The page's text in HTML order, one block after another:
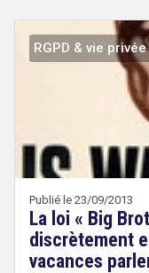
Technologies
RGPD & vie privée
Publié le 23/09/2013
La loi « Big
discrètement
vacances
search